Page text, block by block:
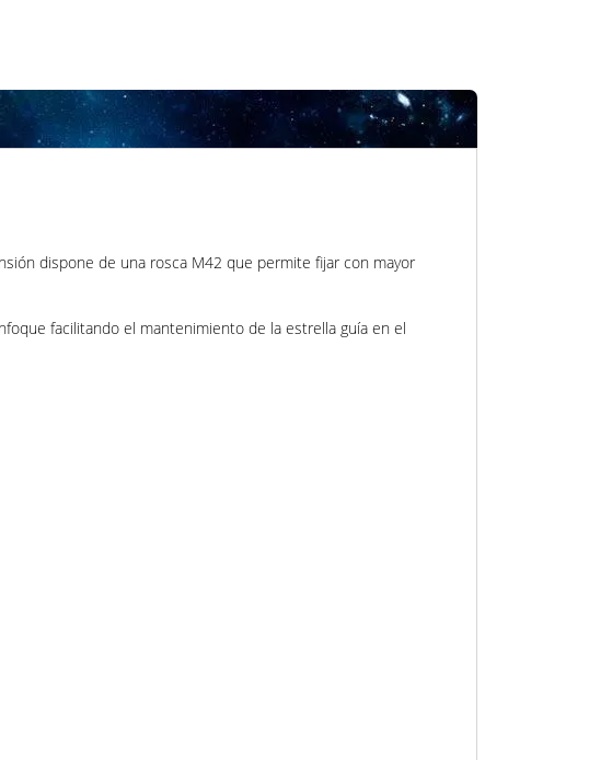
dispone de una rosca M42 que permite fijar con mayor
facilitando el mantenimiento de la estrella guía en el